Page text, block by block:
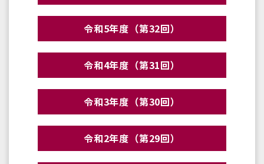
令和5年度（第32回）
令和4年度（第31回）
令和3年度（第30回）
令和2年度（第29回）